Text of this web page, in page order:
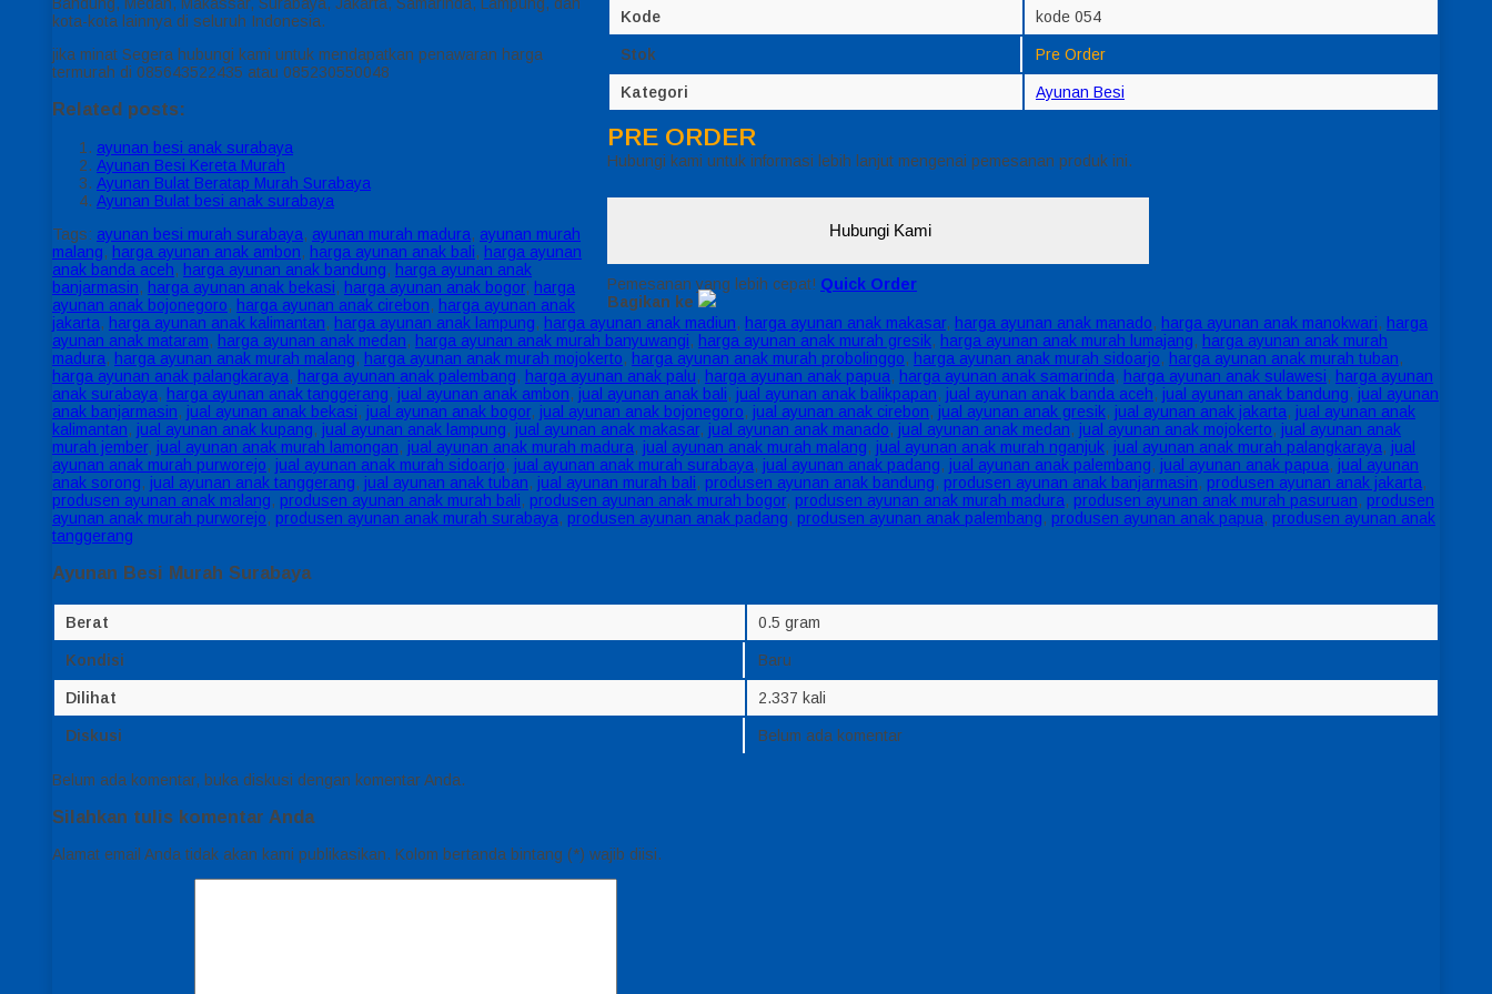
Kode kode 054
Stok Pre Order
Kategori Ayunan Besi
PRE ORDER
Hubungi kami untuk informasi lebih lanjut mengenai pemesanan produk ini.
Hubungi Kami
Pemesanan yang lebih cepat! Quick Order
Bagikan ke
kota-kota lainnya di seluruh Indonesia.
jika minat Segera hubungi kami untuk mendapatkan penawaran harga
termurah di 085643522435 atau 085230550048
Related posts:
ayunan besi anak surabaya
Ayunan Besi Kereta Murah
Ayunan Bulat Beratap Murah Surabaya
Ayunan Bulat besi anak surabaya
Tags: ayunan besi murah surabaya, ayunan murah madura, ayunan murah
malang, harga ayunan anak ambon, harga ayunan anak bali, harga ayunan
anak banda aceh, harga ayunan anak bandung, harga ayunan anak
banjarmasin, harga ayunan anak bekasi, harga ayunan anak bogor, harga
ayunan anak bojonegoro, harga ayunan anak cirebon, harga ayunan anak
jakarta, harga ayunan anak kalimantan, harga ayunan anak lampung, harga ayunan anak madiun, harga ayunan anak makasar, harga ayunan anak manado, harga ayunan anak manokwari, harga
ayunan anak mataram, harga ayunan anak medan, harga ayunan anak murah banyuwangi, harga ayunan anak murah gresik, harga ayunan anak murah lumajang, harga ayunan anak murah
madura, harga ayunan anak murah malang, harga ayunan anak murah mojokerto, harga ayunan anak murah probolinggo, harga ayunan anak murah sidoarjo, harga ayunan anak murah tuban,
harga ayunan anak palangkaraya, harga ayunan anak palembang, harga ayunan anak palu, harga ayunan anak papua, harga ayunan anak samarinda, harga ayunan anak sulawesi, harga ayunan
anak surabaya, harga ayunan anak tanggerang, jual ayunan anak ambon, jual ayunan anak bali, jual ayunan anak balikpapan, jual ayunan anak banda aceh, jual ayunan anak bandung, jual ayunan
anak banjarmasin, jual ayunan anak bekasi, jual ayunan anak bogor, jual ayunan anak bojonegoro, jual ayunan anak cirebon, jual ayunan anak gresik, jual ayunan anak jakarta, jual ayunan anak
kalimantan, jual ayunan anak kupang, jual ayunan anak lampung, jual ayunan anak makasar, jual ayunan anak manado, jual ayunan anak medan, jual ayunan anak mojokerto, jual ayunan anak
murah jember, jual ayunan anak murah lamongan, jual ayunan anak murah madura, jual ayunan anak murah malang, jual ayunan anak murah nganjuk, jual ayunan anak murah palangkaraya, jual
ayunan anak murah purworejo, jual ayunan anak murah sidoarjo, jual ayunan anak murah surabaya, jual ayunan anak padang, jual ayunan anak palembang, jual ayunan anak papua, jual ayunan
anak sorong, jual ayunan anak tanggerang, jual ayunan anak tuban, jual ayunan murah bali, produsen ayunan anak bandung, produsen ayunan anak banjarmasin, produsen ayunan anak jakarta,
produsen ayunan anak malang, produsen ayunan anak murah bali, produsen ayunan anak murah bogor, produsen ayunan anak murah madura, produsen ayunan anak murah pasuruan, produsen
ayunan anak murah purworejo, produsen ayunan anak murah surabaya, produsen ayunan anak padang, produsen ayunan anak palembang, produsen ayunan anak papua, produsen ayunan anak
tanggerang
Ayunan Besi Murah Surabaya
Berat 0.5 gram
Kondisi Baru
Dilihat 2.337 kali
Diskusi Belum ada komentar
Belum ada komentar, buka diskusi dengan komentar Anda.
Silahkan tulis komentar Anda
Alamat email Anda tidak akan kami publikasikan. Kolom bertanda bintang (*) wajib diisi.